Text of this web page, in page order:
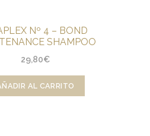
Nº 4 – BOND
SHAMPOO
29,80€
AL CARRITO